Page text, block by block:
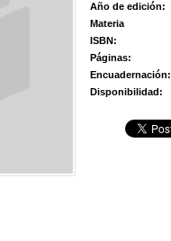
Año de edición:
Materia
ISBN:
Páginas:
Encuadernación:
Disponibilidad: